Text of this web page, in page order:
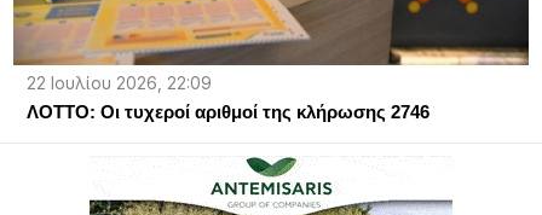
22 Ιουλίου 2026, 22:09
ΛΟΤΤΟ: Οι τυχεροί αριθμοί της κλήρωσης 2746